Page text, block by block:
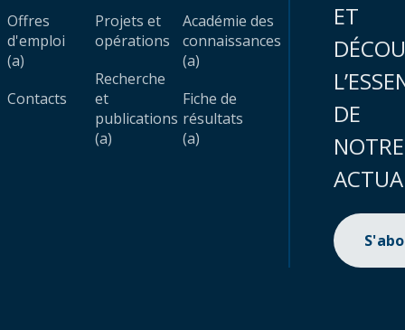
Offres
d'emploi
(a)
Contacts
Projets et
opérations
Recherche
et
publications
(a)
Académie des
connaissances
(a)
Fiche de
résultats
(a)
ET
DE
NOTRE